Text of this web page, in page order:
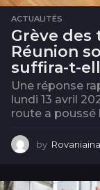
ACTUALITÉS
Grève des
Réunion
suffira-t-
Une réponse
lundi 13 avril
route a poussé
by Rovaniaina